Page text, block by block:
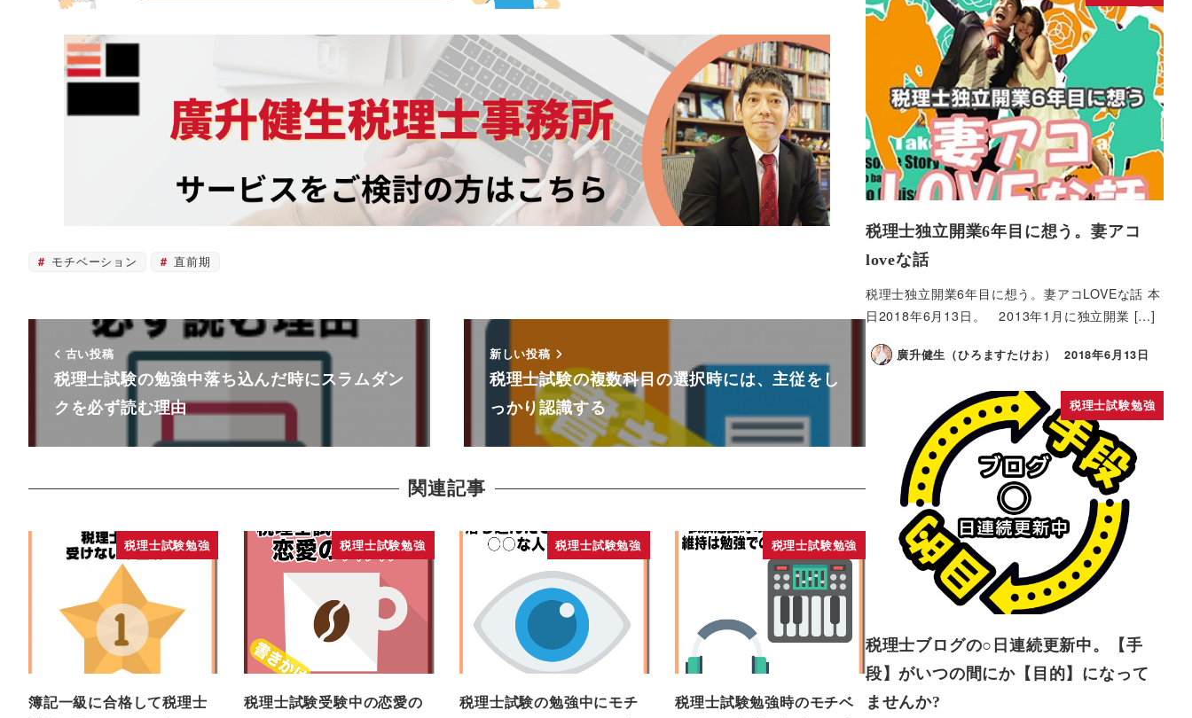
モチベーション 直前期
古い投稿
税理士試験の勉強中落ち込んだ時にスラムダン
クを必ず読む理由
新しい投稿
税理士試験の複数科目の選択時には、主従をし
っかり認識する
関連記事
税理士試験勉強
簿記一級に合格して税理士
税理士試験勉強
税理士試験受験中の恋愛の
税理士試験勉強
税理士試験の勉強中にモチ
税理士試験勉強
税理士試験勉強時のモチベ
税理士独立開業6年目に想う。妻アコ
loveな話
税理士独立開業6年目に想う。妻アコLOVEな話 本
日2018年6月13日。 2013年1月に独立開業 […]
廣升健生（ひろますたけお） 2018年6月13日
税理士試験勉強
税理士ブログの○日連続更新中。【手
段】がいつの間にか【目的】になって
ませんか?